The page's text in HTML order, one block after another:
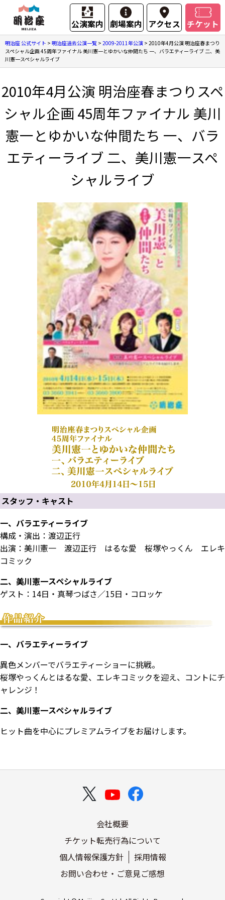
公演案内 劇場案内 アクセス チケット
明治座 公式サイト > 明治座過去公演一覧 > 2009-2011年公演 > 2010年4月公演 明治座春まつり
スペシャル企画 45周年ファイナル 美川憲一とゆかいな仲間たち 一、バラエティーライブ 二、美
川憲一スペシャルライブ
2010年4月公演 明治座春まつりスペ
シャル企画 45周年ファイナル 美川
憲一とゆかいな仲間たち 一、バラ
エティーライブ 二、美川憲一スペ
シャルライブ
スタッフ・キャスト
一、バラエティーライブ
構成・演出：渡辺正行
出演：美川憲一 渡辺正行 はるな愛 桜塚やっくん エレキ
コミック
二、美川憲一スペシャルライブ
ゲスト：14日・真琴つばさ／15日・コロッケ
一、バラエティーライブ
異色メンバーでバラエティーショーに挑戦。
桜塚やっくんとはるな愛、エレキコミックを迎え、コントにチ
ャレンジ！
二、美川憲一スペシャルライブ
ヒット曲を中心にプレミアムライブをお届けします。
会社概要
チケット転売行為について
個人情報保護方針
採用情報
お問い合わせ・ご意見ご感想